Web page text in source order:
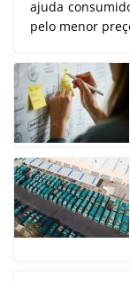
ajuda
pelo menor